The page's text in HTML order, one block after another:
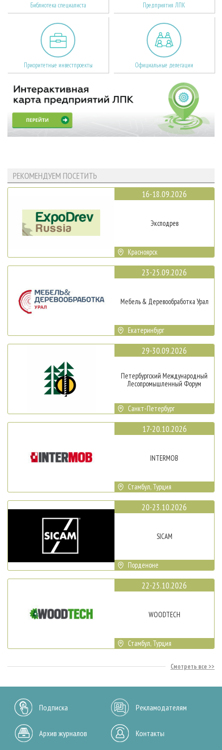
Библиотека специалиста Предприятия ЛПК
Приоритетные инвестпроекты Официальные делегации
РЕКОМЕНДУЕМ ПОСЕТИТЬ
16-18.09.2026
Эксподрев
Красноярск
23-25.09.2026
Мебель & Деревообработка Урал
Екатеринбург
29-30.09.2026
Петербургский Международный
Лесопромышленный Форум
Санкт-Петербург
17-20.10.2026
INTERMOB
Стамбул, Турция
20-23.10.2026
SICAM
Порденоне
22-25.10.2026
WOODTECH
Стамбул, Турция
Смотреть все
Подписка Рекламодателям
Архив журналов Контакты